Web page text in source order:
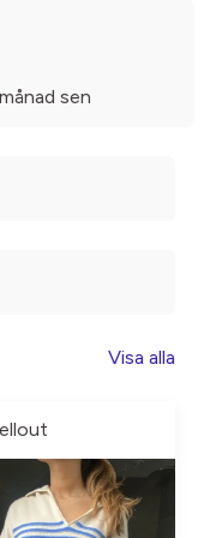
sen
Visa alla